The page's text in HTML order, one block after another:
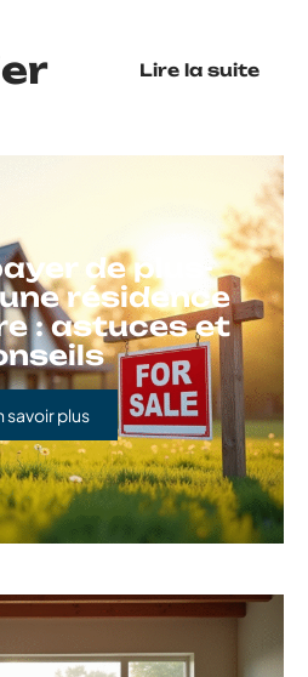
Lire la suite
de plus-
résidence
: astuces et
savoir plus